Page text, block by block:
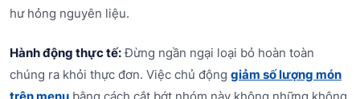
hư hỏng nguyên liệu.
Hành động thực tế:Đừng ngần ngại loại bỏ hoàn toàn
chúng ra khỏi thực đơn. Việc chủ động giảm số lượng món